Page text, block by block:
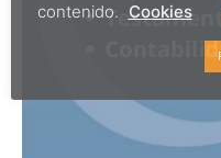
contenido. Cookies